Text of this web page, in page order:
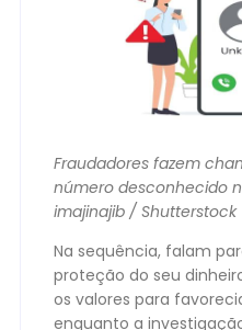
Fraudadores fazem
número desconhecido
imajinajib / Shutterstock
Na sequência, falam
proteção do seu
os valores para
enquanto a